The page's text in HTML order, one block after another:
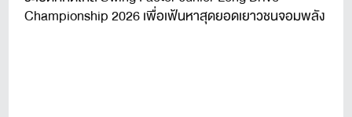
Championship 2026 เพื่อเฟ้นหาสุดยอดเยาวชนจอมพลัง